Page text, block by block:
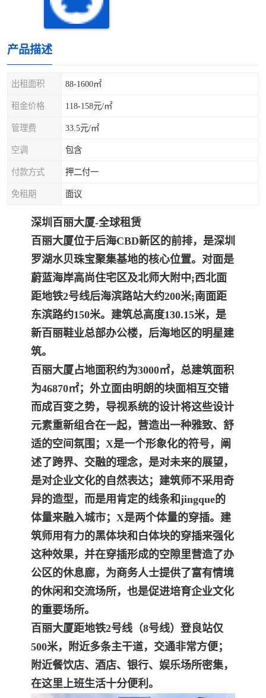
产品描述
出租面积 88-1600㎡
租金价格 118-158元/㎡
管理费 33.5元/㎡
空调 包含
付款方式 押二付一
免租期 面议
深圳百丽大厦-全球租赁
百丽大厦位于后海CBD新区的前排，是深圳
罗湖水贝珠宝聚集基地的核心位置。对面是
蔚蓝海岸高尚住宅区及北师大附中;西北面
距地铁2号线后海滨路站大约200米;南面距
东滨路约150米。建筑总高度130.15米，是
新百丽鞋业总部办公楼，后海地区的明星建
筑。
百丽大厦占地面积约为3000㎡，总建筑面积
为46870㎡；外立面由明朗的块面相互交错
而成百变之势，导视系统的设计将这些设计
元素重新组合在一起，营造出一种雅致、舒
适的空间氛围；X是一个形象化的符号，阐
述了跨界、交融的理念，是对未来的展望，
是对企业文化的自然表达；建筑师不采用奇
异的造型，而是用肯定的线条和jingque的
体量来融入城市；X是两个体量的穿插。建
筑师用有力的黑体块和白体块的穿插来强化
这种效果，并在穿插形成的空隙里营造了办
公区的休息廊，为商务人士提供了富有情境
的休闲和交流场所，也是促进培育企业文化
的重要场所。
百丽大厦距地铁2号线（8号线）登良站仅
500米，附近多条主干道，交通非常方便；
附近餐饮店、酒店、银行、娱乐场所密集，
在这里上班生活十分便利。
华侨城
龙岗区
宝安西乡
龙华观澜